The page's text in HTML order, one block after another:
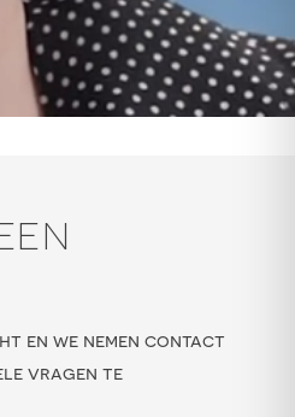
en we nemen contact
vragen te